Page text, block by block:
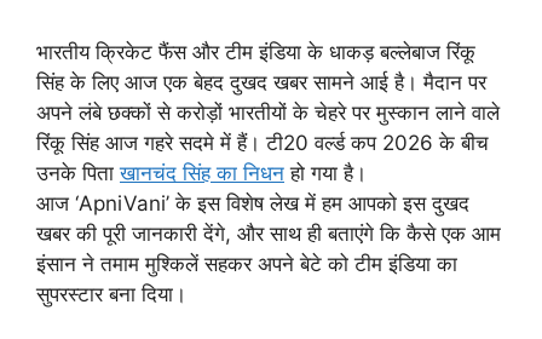
भारतीय क्रिकेट फैंस और टीम इंडिया के धाकड़ बल्लेबाज रिंकू
सिंह के लिए आज एक बेहद दुखद खबर सामने आई है। मैदान पर
अपने लंबे छक्कों से करोड़ों भारतीयों के चेहरे पर मुस्कान लाने वाले
रिंकू सिंह आज गहरे सदमे में हैं। टी20 वर्ल्ड कप 2026 के बीच
उनके पिताखानचंद सिंह का निधन हो गया है।
आज ‘ApniVani’ के इस विशेष लेख में हम आपको इस दुखद
खबर की पूरी जानकारी देंगे, और साथ ही बताएंगे कि कैसे एक आम
इंसान ने तमाम मुश्किलें सहकर अपने बेटे को टीम इंडिया का
सुपरस्टार बना दिया।